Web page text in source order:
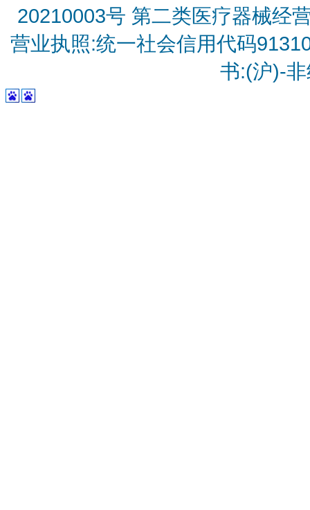
20210003号 第二类医疗器械经
营业执照:统一社会信用代码
书:(沪)-